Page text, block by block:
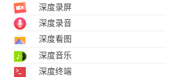
深度录屏
深度录音
深度看图
深度音乐
深度终端